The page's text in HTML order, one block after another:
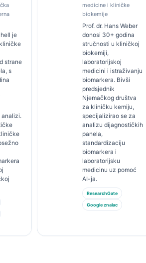
je
strane
s
analizi.
medicine i kliničke
biokemije
Prof. dr. Hans Weber
donosi 30+ godina
stručnosti u kliničkoj
biokemiji,
laboratorijskoj
medicini i istraživanju
biomarkera. Bivši
predsjednik
Njemačkog društva
za kliničku kemiju,
specijalizirao se za
analizu dijagnostičkih
panela,
standardizaciju
biomarkera i
laboratorijsku
medicinu uz pomoć
AI-ja.
ResearchGate
Google znalac